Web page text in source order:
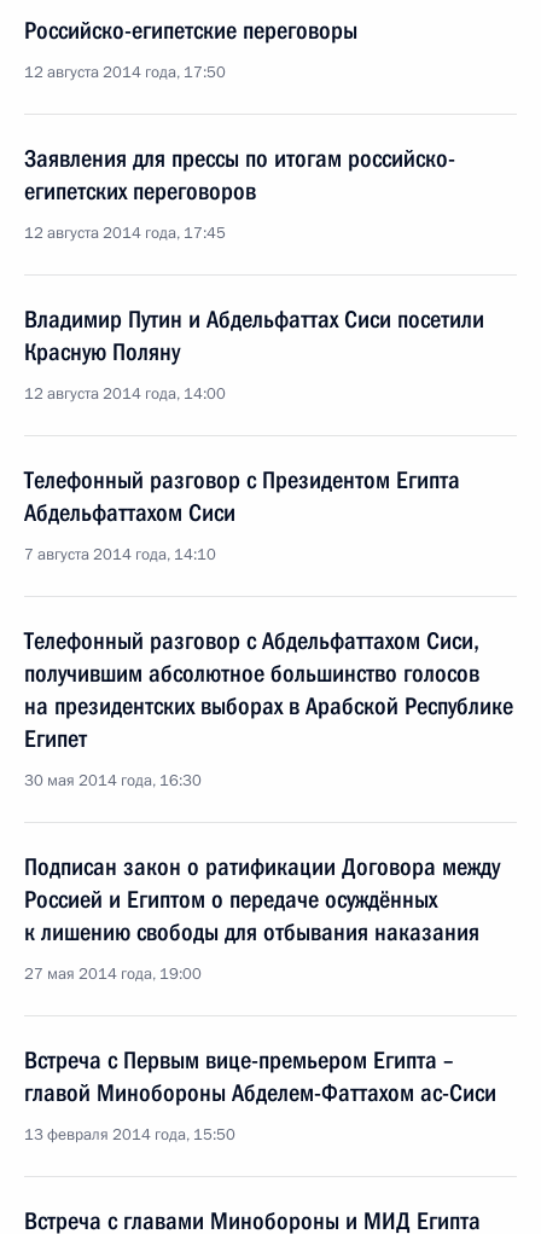
Российско-египетские переговоры
12 августа 2014 года, 17:50
Заявления для прессы по итогам российско-
египетских переговоров
12 августа 2014 года, 17:45
Владимир Путин и Абдельфаттах Сиси посетили
Красную Поляну
12 августа 2014 года, 14:00
Телефонный разговор с Президентом Египта
Абдельфаттахом Сиси
7 августа 2014 года, 14:10
Телефонный разговор с Абдельфаттахом Сиси,
получившим абсолютное большинство голосов
на президентских выборах в Арабской Республике
Египет
30 мая 2014 года, 16:30
Подписан закон о ратификации Договора между
Россией и Египтом о передаче осуждённых
к лишению свободы для отбывания наказания
27 мая 2014 года, 19:00
Встреча с Первым вице-премьером Египта –
главой Минобороны Абделем-Фаттахом ас-Сиси
13 февраля 2014 года, 15:50
Встреча с главами Минобороны и МИД Египта